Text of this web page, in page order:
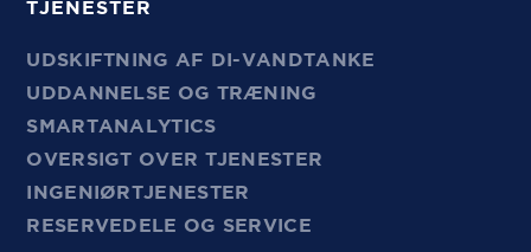
TJENESTER
UDSKIFTNING AF DI-VANDTANKE
UDDANNELSE OG TRÆNING
SMARTANALYTICS
OVERSIGT OVER TJENESTER
INGENIØRTJENESTER
RESERVEDELE OG SERVICE